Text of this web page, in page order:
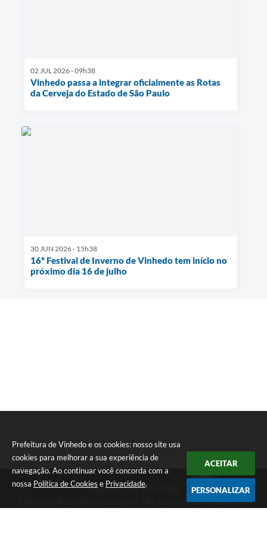
Prefeitura de Vinhedo e os cookies: nosso site usa
cookies para melhorar a sua experiência de
navegação. Ao continuar você concorda com a
nossa Política de Cookies e Privacidade.
ACEITAR
PERSONALIZAR
02 JUL 2026 - 09h38
Vinhedo passa a integrar oficialmente as Rotas
da Cerveja do Estado de São Paulo
30 JUN 2026 - 15h38
16º Festival de Inverno de Vinhedo tem início no
próximo dia 16 de julho
Telefone: (19) 3826-7800
Endereço: Rua João Corazzari, nº 394, Centro | CEP: 13280-091